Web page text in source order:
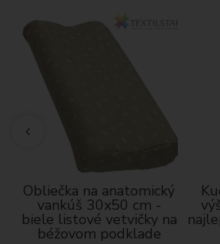
Obliečka na anatomický
vankúš 30x50 cm -
biele listové vetvičky na
béžovom podklade